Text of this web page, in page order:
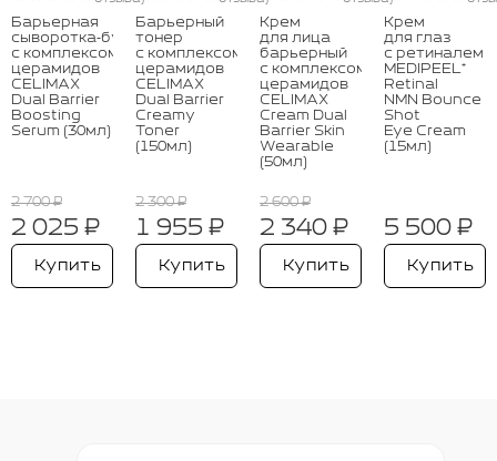
Барьерная
сыворотка‑бустер
с комплексом
церамидов
CELIMAX
Dual Barrier
Boosting
Serum (30мл)
2 700 ₽
2 025 ₽
Купить
Барьерный
тонер
с комплексом
церамидов
CELIMAX
Dual Barrier
Creamy
Toner
(150мл)
2 300 ₽
1 955 ₽
Купить
Крем
для лица
барьерный
с комплексом
церамидов
CELIMAX
Cream Dual
Barrier Skin
Wearable
(50мл)
2 600 ₽
2 340 ₽
Купить
Крем
для глаз
с ретиналем
MEDIPEEL⁺
Retinal
NMN Bounce
Shot
Eye Cream
(15мл)
5 500 ₽
Купить